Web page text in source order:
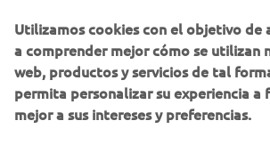
of its eBike business and thereby
growth.
NEW COMPANY
Utilizamos cookies con el objetivo de
a comprender mejor cómo se utilizan
web, productos y servicios de tal
permita personalizar su experiencia a
mejor a sus intereses y preferencias.